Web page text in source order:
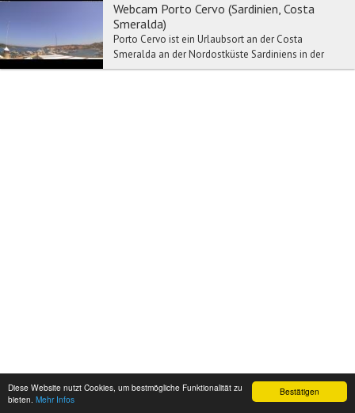
Bestätigen
Diese Website nutzt Cookies, um bestmögliche Funktionalität zu
bieten. Mehr Infos
Webcam Porto Cervo (Sardinien, Costa
Smeralda)
Porto Cervo ist ein Urlaubsort an der Costa
Smeralda an der Nordostküste Sardiniens in der
Nähe des 46 Meter hohen Capo Ferro mit seinem